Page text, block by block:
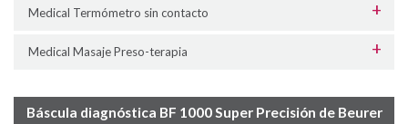
Medical Termómetro sin contacto
Medical Masaje Preso-terapia
Báscula diagnóstica BF 1000 Super Precisión de Beurer